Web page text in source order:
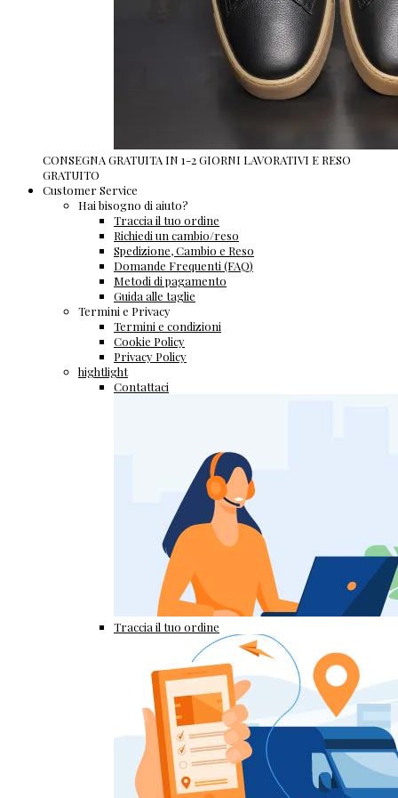
CONSEGNA GRATUITA IN 1-2 GIORNI LAVORATIVI E RESO
GRATUITO
Customer Service
Hai bisogno di aiuto?
Traccia il tuo ordine
Richiedi un cambio/reso
Spedizione, Cambio e Reso
Domande Frequenti (FAQ)
Metodi di pagamento
Guida alle taglie
Termini e Privacy
Termini e condizioni
Cookie Policy
Privacy Policy
hightlight
Contattaci
Traccia il tuo ordine